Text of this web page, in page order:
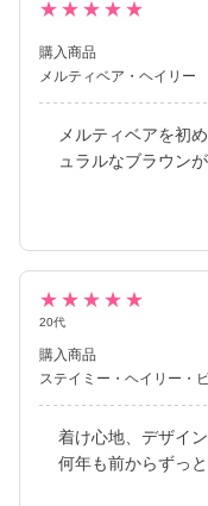
★★★★★
購入商品
メルティベア
ヘイリー
メルティベアを初
ュラルなブラウン
★★★★★
20代
購入商品
ステイミー
ヘイリー
着け心地、デザイ
何年も前からずっ